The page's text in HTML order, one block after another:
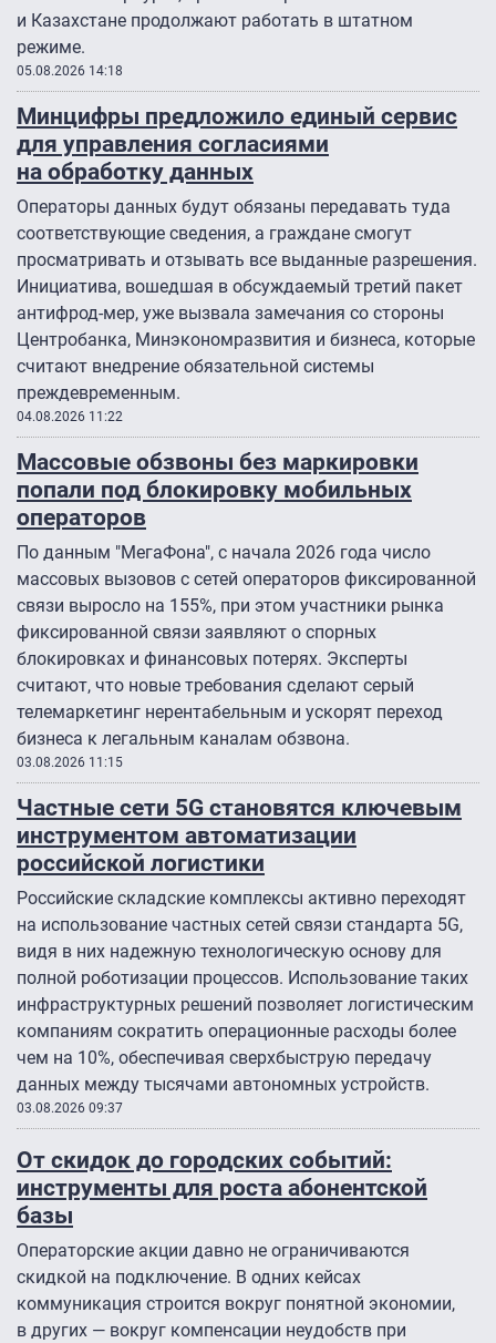
и Казахстане продолжают работать в штатном
режиме.
05.08.2026 14:18
Минцифры предложило единый сервис
для управления согласиями
на обработку данных
Операторы данных будут обязаны передавать туда
соответствующие сведения, а граждане смогут
просматривать и отзывать все выданные разрешения.
Инициатива, вошедшая в обсуждаемый третий пакет
антифрод-мер, уже вызвала замечания со стороны
Центробанка, Минэкономразвития и бизнеса, которые
считают внедрение обязательной системы
преждевременным.
04.08.2026 11:22
Массовые обзвоны без маркировки
попали под блокировку мобильных
операторов
По данным "МегаФона", с начала 2026 года число
массовых вызовов с сетей операторов фиксированной
связи выросло на 155%, при этом участники рынка
фиксированной связи заявляют о спорных
блокировках и финансовых потерях. Эксперты
считают, что новые требования сделают серый
телемаркетинг нерентабельным и ускорят переход
бизнеса к легальным каналам обзвона.
03.08.2026 11:15
Частные сети 5G становятся ключевым
инструментом автоматизации
российской логистики
Российские складские комплексы активно переходят
на использование частных сетей связи стандарта 5G,
видя в них надежную технологическую основу для
полной роботизации процессов. Использование таких
инфраструктурных решений позволяет логистическим
компаниям сократить операционные расходы более
чем на 10%, обеспечивая сверхбыструю передачу
данных между тысячами автономных устройств.
03.08.2026 09:37
От скидок до городских событий:
инструменты для роста абонентской
базы
Операторские акции давно не ограничиваются
скидкой на подключение. В одних кейсах
коммуникация строится вокруг понятной экономии,
в других — вокруг компенсации неудобств при